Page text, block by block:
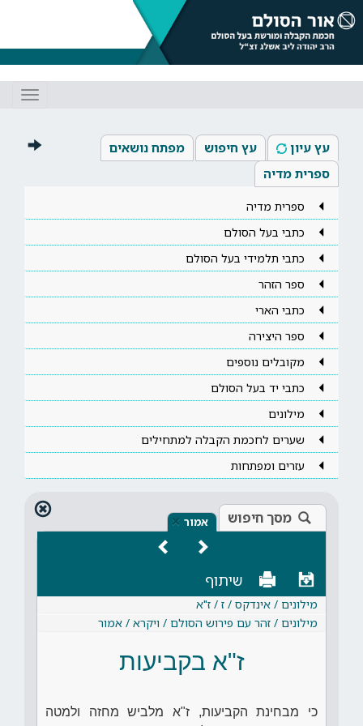
עץ עיון עץ חיפוש
מפתח נושאים
ספרית מדיה
ספרית מדיה
כתבי בעל הסולם
כתבי תלמידי בעל הסולם
ספר הזהר
כתבי הארי
ספר היצירה
מקובלים נוספים
כתבי יד בעל הסולם
מילונים
שערים לחכמת הקבלה למתחילים
עזרים ומפתחות
מסך חיפוש אמור ×
שיתוף
מילונים / אינדקס / ז / ז"א
מילונים / זהר עם פירוש הסולם / ויקרא / אמור
ז"א בקביעות
כי מבחינת הקביעות, ז"א מלביש מחזה ולמטה